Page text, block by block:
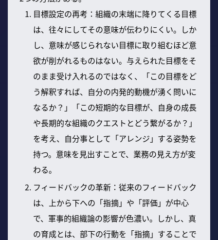
目標設定の再考：組織の末端に降りてくる目標
は、往々にしてその意味が伝わりにくい。しか
し、意味が感じられない目標に取り組むほど意
欲が削がれるものはない。与えられた目標をそ
のまま受け入れるのではなく、「この目標をど
う解釈すれば、自分の内発的動機が湧く問いに
なるか？」「この短期的な目標が、自身の成長
や長期的な組織のクエストとどう繋がるか？」
を考え、自分事として「アレンジ」する姿勢を
持つ。意味を見出すことで、業務の見え方が変
わる。
フィードバックの革新：従来のフィードバック
は、上から下への「指摘」や「評価」が中心
で、軍事的組織論の影響が色濃い。しかし、真
の育成とは、部下の行動を「指摘」することで